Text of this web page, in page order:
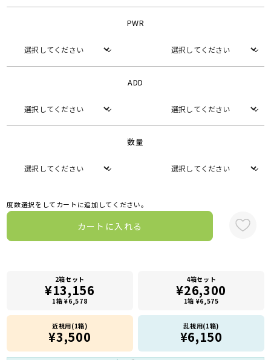
PWR
ADD
数量
度数選択をしてカートに追加してください。
カートに入れる
2箱セット
¥13,156
1箱 ¥6,578
4箱セット
¥26,300
1箱 ¥6,575
近視用(1箱)
¥3,500
乱視用(1箱)
¥6,150